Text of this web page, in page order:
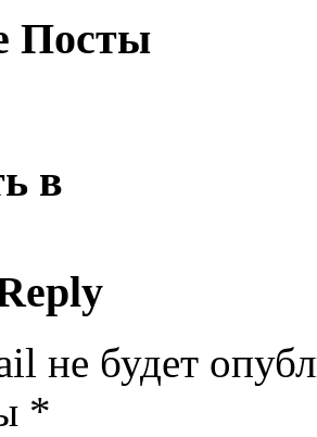
Посты
в
не будет
*